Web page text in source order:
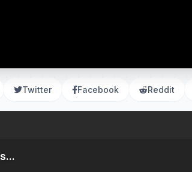
Twitter Facebook Reddit